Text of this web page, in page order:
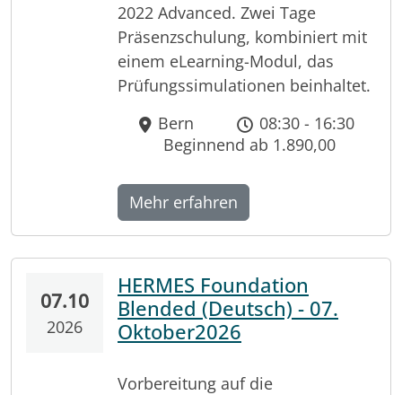
2022 Advanced. Zwei Tage
Präsenzschulung, kombiniert mit
einem eLearning-Modul, das
Prüfungssimulationen beinhaltet.
Bern
08:30 - 16:30
Beginnend ab 1.890,00
Mehr erfahren
07.10
2026
HERMES Foundation
Blended (Deutsch) - 07.
Oktober2026
Vorbereitung auf die